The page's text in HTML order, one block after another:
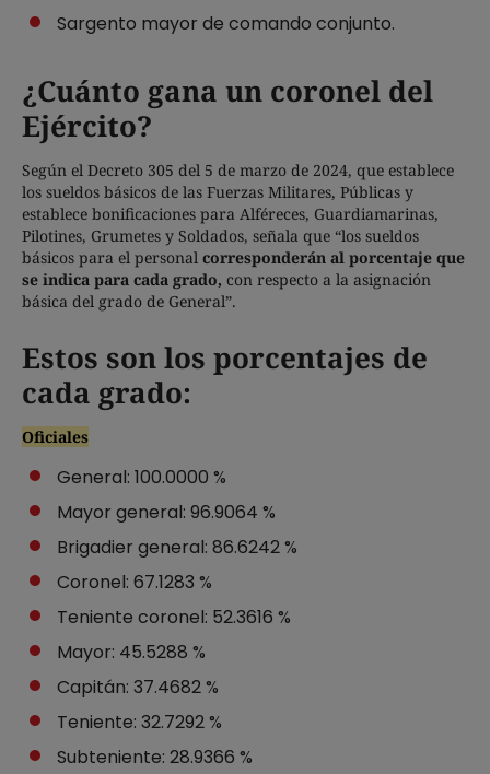
Sargento mayor de comando conjunto.
¿Cuánto gana un coronel del
Ejército?
Según el Decreto 305 del 5 de marzo de 2024, que establece
los sueldos básicos de las Fuerzas Militares, Públicas y
establece bonificaciones para Alféreces, Guardiamarinas,
Pilotines, Grumetes y Soldados, señala que “los sueldos
básicos para el personal corresponderán al porcentaje que
se indica para cada grado, con respecto a la asignación
básica del grado de General”.
Estos son los porcentajes de
cada grado:
Oficiales
General: 100.0000 %
Mayor general: 96.9064 %
Brigadier general: 86.6242 %
Coronel: 67.1283 %
Teniente coronel: 52.3616 %
Mayor: 45.5288 %
Capitán: 37.4682 %
Teniente: 32.7292 %
Subteniente: 28.9366 %